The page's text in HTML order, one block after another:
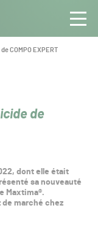
COMPO EXPERT
de
dont elle était
sa nouveauté
Maxtima®.
de marché chez